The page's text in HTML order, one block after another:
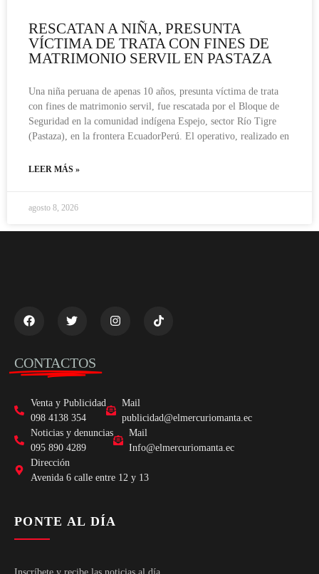
RESCATAN A NIÑA, PRESUNTA
VÍCTIMA DE TRATA CON FINES DE
MATRIMONIO SERVIL EN PASTAZA
Una niña peruana de apenas 10 años, presunta víctima de trata
con fines de matrimonio servil, fue rescatada por el Bloque de
Seguridad en la comunidad indígena Espejo, sector Río Tigre
(Pastaza), en la frontera EcuadorPerú. El operativo, realizado en
LEER MÁS »
agosto 8, 2026
CONTACTOS
Venta y Publicidad
098 4138 354
Mail
publicidad@elmercuriomanta.ec
Noticias y denuncias
095 890 4289
Mail
Info@elmercuriomanta.ec
Dirección
Avenida 6 calle entre 12 y 13
PONTE AL DÍA